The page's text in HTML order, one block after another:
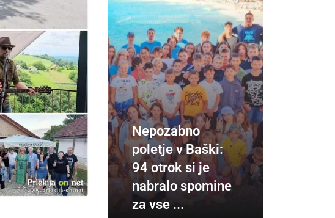
Nepozabno
poletje v Baški:
94 otrok si je
nabralo spomine
za vse ...